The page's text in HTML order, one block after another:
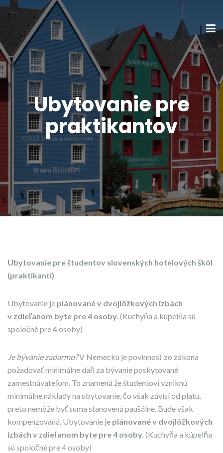
Ubytovanie pre
praktikantov
Ubytovanie pre študentov slovenských hotelových škôl
(praktikanti)
Ubytovanie je plánované v dvojlôžkových izbách
v zdieľanom byte pre 4 osoby. (Kuchyňa a kúpelňa sú
spoločné pre 4 osoby)
Je bývanie zadarmo?V Nemecku je povinnosť zo zákona
požadovať minimálne daň za bývanie poskytované
zamestnávateľom. To znamená že študentovi vzniknú
minimálne náklady na ubytovanie, čo však závisí od platu,
preto nemôže byť suma stanovená paušálne. Bude však
kompenzovaná. Ubytovanie je plánované v dvojlôžkových
izbách v zdieľanom byte pre 4 osoby. (Kuchyňa a kúpelňa
sú spoločné pre 4 osoby)